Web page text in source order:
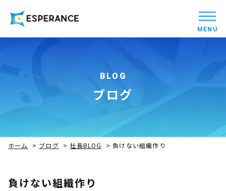
MENU
BLOG
ブログ
ホーム > ブログ > 社長BLOG >負けない組織作り
負けない組織作り